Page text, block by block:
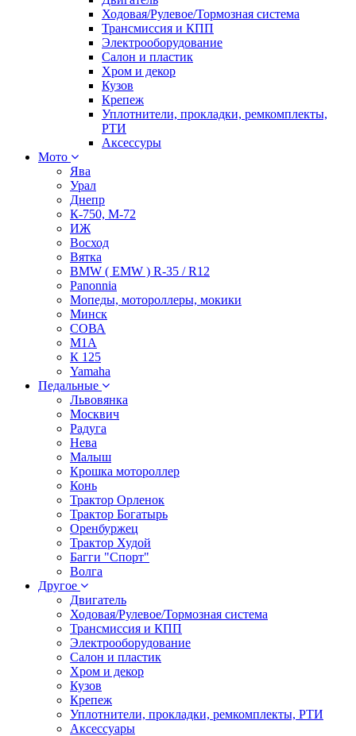
Ходовая/Рулевое/Тормозная система
Трансмиссия и КПП
Электрооборудование
Салон и пластик
Хром и декор
Кузов
Крепеж
Уплотнители, прокладки, ремкомплекты,
РТИ
Аксессуры
Мото
Ява
Урал
Днепр
К-750, М-72
ИЖ
Восход
Вятка
BMW ( EMW ) R-35 / R12
Panonnia
Мопеды, мотороллеры, мокики
Минск
СОВА
М1А
К 125
Yamaha
Педальные
Львовянка
Москвич
Радуга
Нева
Малыш
Крошка мотороллер
Конь
Трактор Орленок
Трактор Богатырь
Оренбуржец
Трактор Худой
Багги "Спорт"
Волга
Другое
Двигатель
Ходовая/Рулевое/Тормозная система
Трансмиссия и КПП
Электрооборудование
Салон и пластик
Хром и декор
Кузов
Крепеж
Уплотнители, прокладки, ремкомплекты, РТИ
Аксессуары